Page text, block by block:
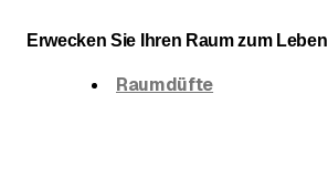
Erwecken Sie Ihren Raum zum Leben
Raumdüfte